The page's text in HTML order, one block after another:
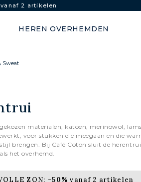
vanaf 2 artikelen
HEREN OVERHEMDEN
Sweat
materialen, katoen, merinowol,
voor stukken die meegaan en die
brengen. Bij Café Coton sluit de
het overhemd.
ZON: -50% vanaf 2 artikelen